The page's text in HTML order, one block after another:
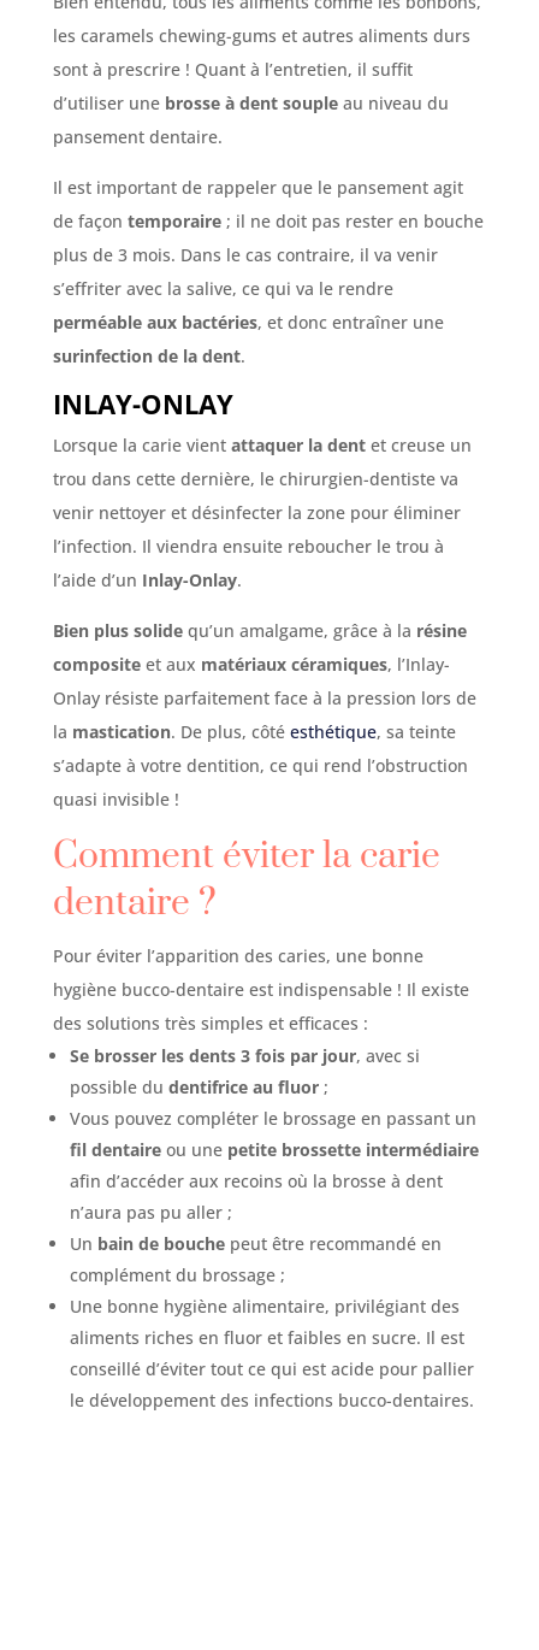
les caramels chewing-gums et autres aliments durs
sont à prescrire ! Quant à l’entretien, il suffit
d’utiliser une brosse à dent soupleau niveau du
pansement dentaire.
Il est important de rappeler que le pansement agit
de façon temporaire; il ne doit pas rester en bouche
plus de 3 mois. Dans le cas contraire, il va venir
s’effriter avec la salive, ce qui va le rendre
perméable aux bactéries, et donc entraîner une
surinfection de la dent.
INLAY-ONLAY
Lorsque la carie vientattaquer la dentet creuse un
trou dans cette dernière, le chirurgien-dentiste va
venir nettoyer et désinfecter la zone pour éliminer
l’infection. Il viendra ensuite reboucher le trou à
l’aide d’un Inlay-Onlay.
Bien plus solidequ’un amalgame, grâce à la résine
compositeet aux matériaux céramiques, l’Inlay-
Onlay résiste parfaitement face à la pression lors de
la mastication. De plus, côté esthétique, sa teinte
s’adapte à votre dentition, ce qui rend l’obstruction
quasi invisible !
Comment éviter la carie
dentaire ?
Pour éviter l’apparition des caries, une bonne
hygiène bucco-dentaire est indispensable ! Il existe
des solutions très simples et efficaces :
Se brosser les dents 3 fois par jour, avec si
possible du dentifrice au fluor;
Vous pouvez compléter le brossage en passant un
fil dentaireou une petite brossette intermédiaire
afin d’accéder aux recoins où la brosse à dent
n’aura pas pu aller ;
Un bain de bouchepeut être recommandé en
complément du brossage ;
Une bonne hygiène alimentaire, privilégiant des
aliments riches en fluor et faibles en sucre. Il est
conseillé d’éviter tout ce qui est acide pour pallier
le développement des infections bucco-dentaires.